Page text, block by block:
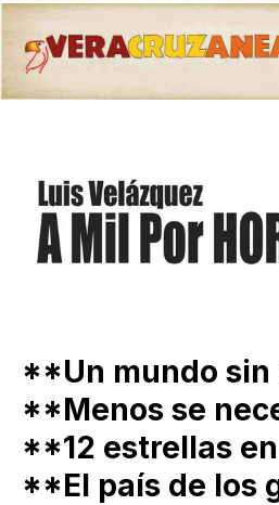
**Un mundo sin
**Menos se
**12 estrellas
**El país de los